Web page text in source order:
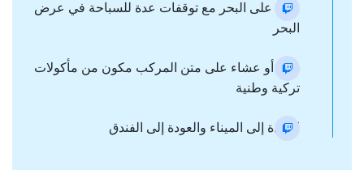
نزهة على البحر مع توقفات عدة للسباحة في عرض
البحر
غداء أو عشاء على متن المركب مكون من مأكولات
تركية وطنية
العودة إلى الميناء والعودة إلى الفندق